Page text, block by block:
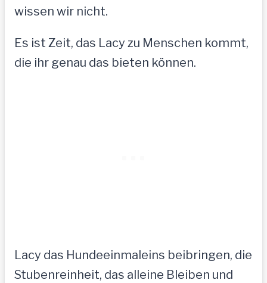
wissen wir nicht.
Es ist Zeit, das Lacy zu Menschen kommt,
die ihr genau das bieten können.
Lacy das Hundeeinmaleins beibringen, die
Stubenreinheit, das alleine Bleiben und